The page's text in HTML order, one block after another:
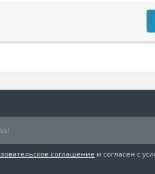
соглашение и согласен с